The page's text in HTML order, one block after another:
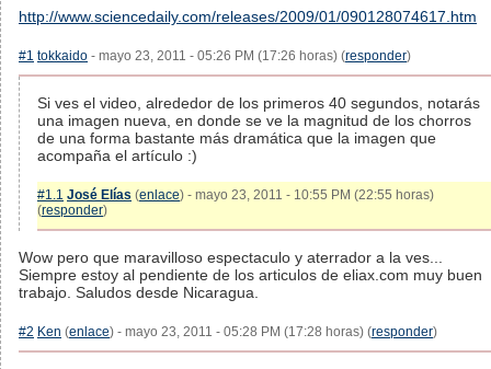
http://www.sciencedaily.com/releases/2009/01/090128074617.htm
#1 tokkaido - mayo 23, 2011 - 05:26 PM (17:26 horas) (responder)
Si ves el video, alrededor de los primeros 40 segundos, notarás
una imagen nueva, en donde se ve la magnitud de los chorros
de una forma bastante más dramática que la imagen que
acompaña el artículo :)
#1.1 José Elías (enlace) - mayo 23, 2011 - 10:55 PM (22:55 horas)
(responder)
Wow pero que maravilloso espectaculo y aterrador a la ves...
Siempre estoy al pendiente de los articulos de eliax.com muy buen
trabajo. Saludos desde Nicaragua.
#2 Ken (enlace) - mayo 23, 2011 - 05:28 PM (17:28 horas) (responder)